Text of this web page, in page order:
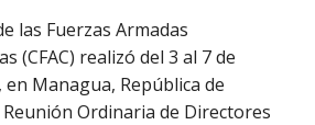
las Fuerzas Armadas
(CFAC) realizó del 3 al 7 de
Managua, República de
Ordinaria de Directores